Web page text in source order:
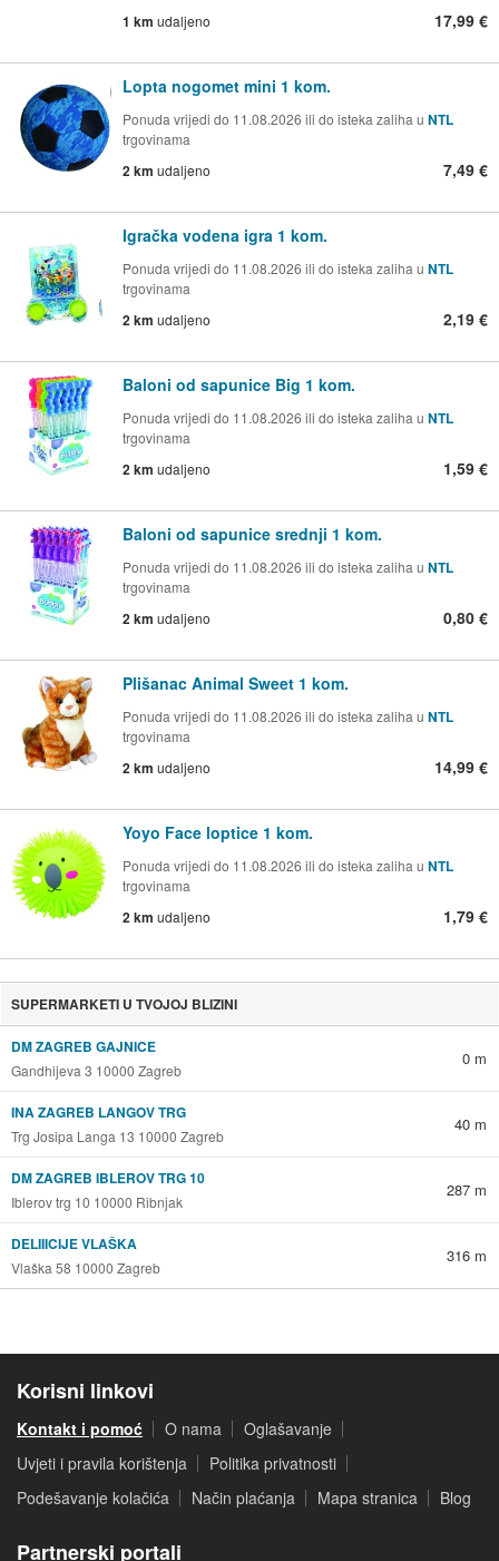
1 km udaljeno 17,99 €
Lopta nogomet mini 1 kom.
Ponuda vrijedi do 11.08.2026 ili do isteka zaliha u NTL
trgovinama
2 km udaljeno 7,49 €
Igračka vodena igra 1 kom.
Ponuda vrijedi do 11.08.2026 ili do isteka zaliha u NTL
trgovinama
2 km udaljeno 2,19 €
Baloni od sapunice Big 1 kom.
Ponuda vrijedi do 11.08.2026 ili do isteka zaliha u NTL
trgovinama
2 km udaljeno 1,59 €
Baloni od sapunice srednji 1 kom.
Ponuda vrijedi do 11.08.2026 ili do isteka zaliha u NTL
trgovinama
2 km udaljeno 0,80 €
Plišanac Animal Sweet 1 kom.
Ponuda vrijedi do 11.08.2026 ili do isteka zaliha u NTL
trgovinama
2 km udaljeno 14,99 €
Yoyo Face loptice 1 kom.
Ponuda vrijedi do 11.08.2026 ili do isteka zaliha u NTL
trgovinama
2 km udaljeno 1,79 €
SUPERMARKETI U TVOJOJ BLIZINI
DM ZAGREB GAJNICE
Gandhijeva 3 10000 Zagreb
0 m
INA ZAGREB LANGOV TRG
Trg Josipa Langa 13 10000 Zagreb
40 m
DM ZAGREB IBLEROV TRG 10
Iblerov trg 10 10000 Ribnjak
287 m
DELIIICIJE VLAŠKA
Vlaška 58 10000 Zagreb
316 m
Korisni linkovi
Kontakt i pomoć O nama
Oglašavanje
Uvjeti i pravila korištenja
Politika privatnosti
Podešavanje kolačića
Način plaćanja Mapa stranica Blog
Partnerski portali